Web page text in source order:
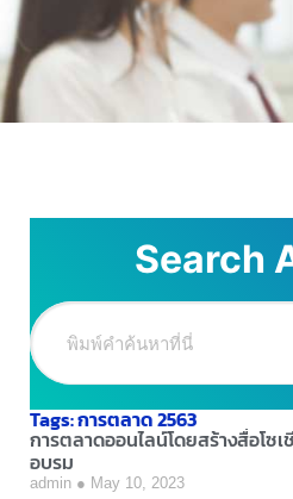
Search
Tags: การตลาด 2563
การตลาดออนไลน์โดยสร้างสื่อโซ
อบรม
admin May 10, 2023